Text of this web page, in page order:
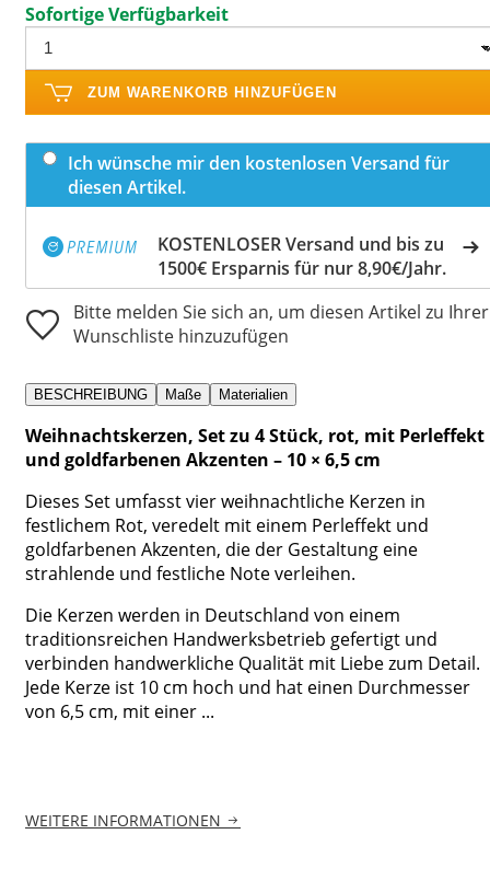
Sofortige Verfügbarkeit
ZUM WARENKORB HINZUFÜGEN
Ich wünsche mir den kostenlosen Versand für
diesen Artikel.
KOSTENLOSER Versand und bis zu
1500€ Ersparnis für nur 8,90€/Jahr.
Bitte melden Sie sich an, um diesen Artikel zu Ihrer
Wunschliste hinzuzufügen
BESCHREIBUNG Maße Materialien
Weihnachtskerzen, Set zu 4 Stück, rot, mit Perleffekt
und goldfarbenen Akzenten – 10 × 6,5 cm
Dieses Set umfasst vier weihnachtliche Kerzen in
festlichem Rot, veredelt mit einem Perleffekt und
goldfarbenen Akzenten, die der Gestaltung eine
strahlende und festliche Note verleihen.
Die Kerzen werden in Deutschland von einem
traditionsreichen Handwerksbetrieb gefertigt und
verbinden handwerkliche Qualität mit Liebe zum Detail.
Jede Kerze ist 10 cm hoch und hat einen Durchmesser
von 6,5 cm, mit einer ...
WEITERE INFORMATIONEN